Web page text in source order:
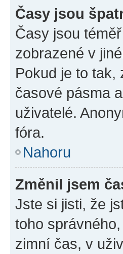
Časy jsou
Časy jsou
zobrazené v
Pokud je to tak,
časové pásma
uživatelé.
fóra.
Nahoru
Změnil jsem
Jste si jisti, že
toho
zimní čas, v